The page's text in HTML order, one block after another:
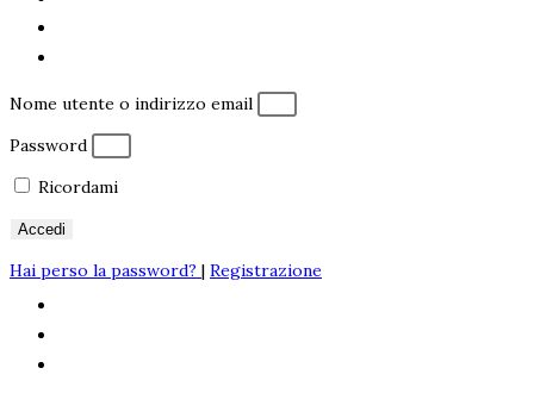
Nome utente o indirizzo email
Password
Ricordami
Accedi
Hai perso la password? | Registrazione